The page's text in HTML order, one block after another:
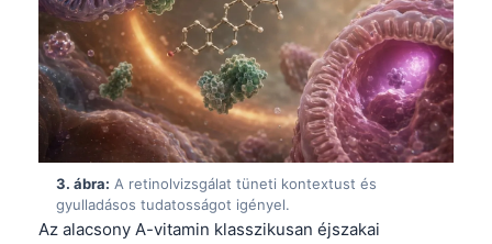
3. ábra: A retinolvizsgálat tüneti kontextust és
gyulladásos tudatosságot igényel.
Az alacsony A-vitamin klasszikusan éjszakai